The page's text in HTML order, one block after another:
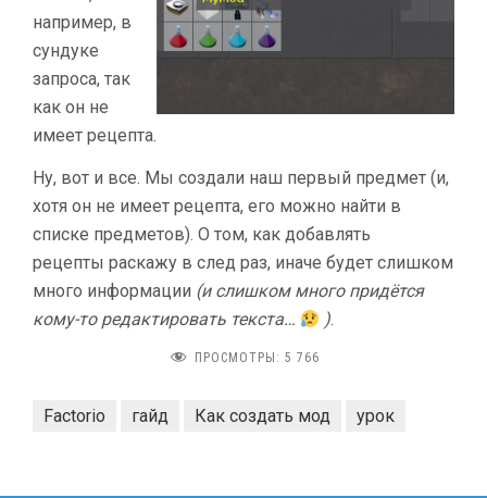
например, в
сундуке
запроса, так
как он не
имеет рецепта.
Ну, вот и все. Мы создали наш первый предмет (и,
хотя он не имеет рецепта, его можно найти в
списке предметов). О том, как добавлять
рецепты раскажу в след раз, иначе будет слишком
много информации (и слишком много придётся
кому-то редактировать текста…
).
ПРОСМОТРЫ: 5 766
Factorio гайд Как создать мод урок